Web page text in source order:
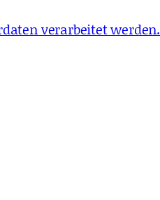
verarbeitet werden.